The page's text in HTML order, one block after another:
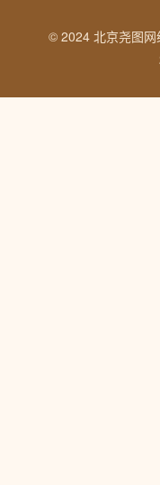
© 2024 北京尧图网